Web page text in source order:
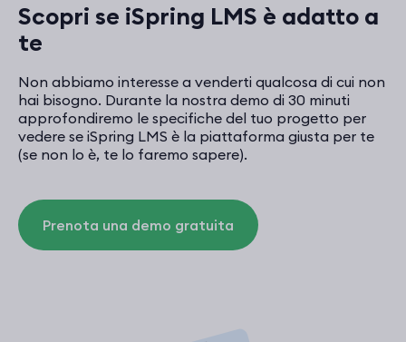
Scopri se iSpring LMS è adatto a
te
Non abbiamo interesse a venderti qualcosa di cui non
hai bisogno. Durante la nostra demo di 30 minuti
approfondiremo le specifiche del tuo progetto per
vedere se iSpring LMS è la piattaforma giusta per te
(se non lo è, te lo faremo sapere).
Prenota una demo gratuita